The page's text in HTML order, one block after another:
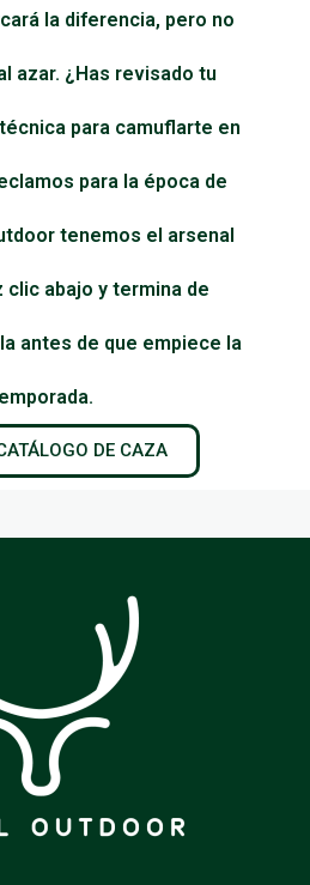
la diferencia, pero no
azar. ¿Has revisado tu
para camuflarte en
para la época de
tenemos el arsenal
clic abajo y termina de
antes de que empiece la
DE CAZA